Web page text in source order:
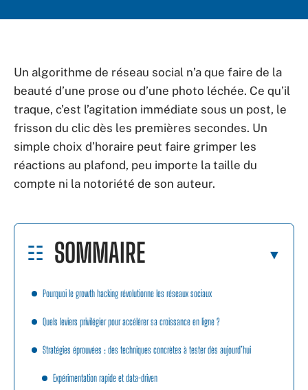
Un algorithme de réseau social n’a que faire de la
beauté d’une prose ou d’une photo léchée. Ce qu’il
traque, c’est l’agitation immédiate sous un post, le
frisson du clic dès les premières secondes. Un
simple choix d’horaire peut faire grimper les
réactions au plafond, peu importe la taille du
compte ni la notoriété de son auteur.
SOMMAIRE
Pourquoi le growth hacking révolutionne les réseaux sociaux
Quels leviers privilégier pour accélérer sa croissance en ligne ?
Stratégies éprouvées : des techniques concrètes à tester dès aujourd’hui
Expérimentation rapide et data-driven